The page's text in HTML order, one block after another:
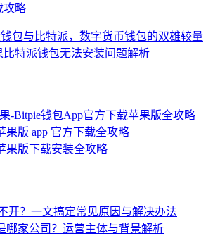
攻略
钱包与比特派，数字货币钱包的双雄较量
比特派钱包无法安装问题解析
-Bitpie钱包App官方下载苹果版全攻略
果版 app 官方下载全攻略
果版下载安装全攻略
开？一文搞定常见原因与解决办法
哪家公司？运营主体与背景解析